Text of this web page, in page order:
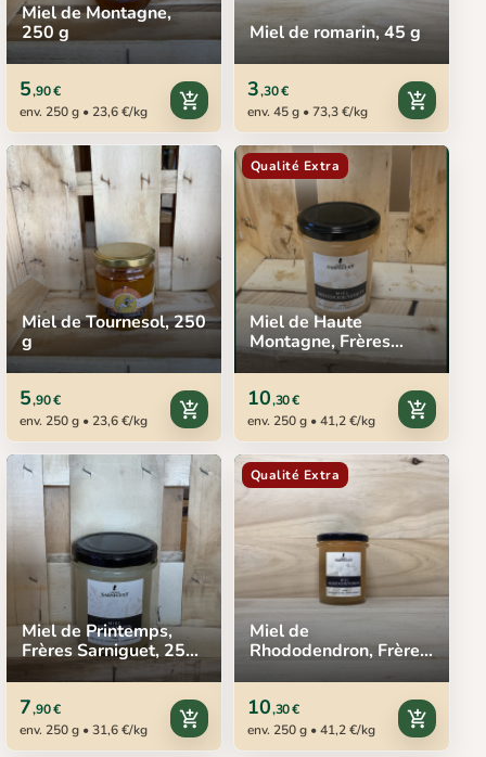
Miel de Montagne,
250 g
5,90 €
env. 250 g • 23,6 €/kg
add_shopping_cart
Miel de romarin, 45 g
3,30 €
env. 45 g • 73,3 €/kg
add_shopping_cart
Miel de Tournesol, 250
g
5,90 €
env. 250 g • 23,6 €/kg
add_shopping_cart
Qualité Extra
Miel de Haute
Montagne, Frères
Sarniguet, 250 g
10,30 €
env. 250 g • 41,2 €/kg
add_shopping_cart
Miel de Printemps,
Frères Sarniguet, 250
7,90 €
env. 250 g • 31,6 €/kg
add_shopping_cart
Qualité Extra
Miel de
Rhododendron, Frères
Sarniguet, 250 g
10,30 €
env. 250 g • 41,2 €/kg
add_shopping_cart